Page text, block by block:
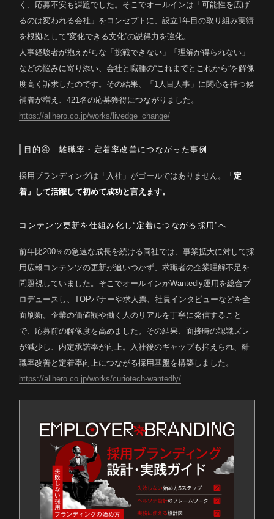
く、応募不安も課題でした。そこでオールインは「可能性を広げ
るのは変われる会社」をコンセプトに、設立1年目の取り組み実績
を根拠として“変化できる文化”の説得力を強化。
人事経験者が抱えがちな「挑戦できない」「理解が得られない」
などの悩みに寄り添い、会社と職種の“これまでとこれから”を解像
度高く訴求したのです。その結果、「1人目人事」に関心を持つ候
補者が増え、421名の応募獲得につながりました。
https://allhero.co.jp/works/livedge_change/
目的④｜離職率・定着率改善につながった事例
採用ブランディングは「入社」がゴールではありません。
「定
着」して活躍して初めて成功と言えます。
コンテンツ更新を仕組み化し“定着につながる採用”へ
前年比200％の急速な成長を続ける同社では、事業拡大に対して採
用広報コンテンツの更新が追いつかず、求職者の企業理解不足を
問題視していました。そこでオールインがWantedly運用を総合プ
ロデュースし、TOPバナーや求人票、社員インタビューなどを全
面刷新。企業の価値観や働く人のリアルを丁寧に発信すること
で、応募前の解像度を高めました。その結果、面接時の認識ズレ
が減少し、内定承諾率が向上。入社後のギャップも抑えられ、離
職率改善と定着率向上につながる採用基盤を構築しました。
https://allhero.co.jp/works/curiotech-wantedly/